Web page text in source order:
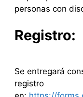
personas con
Registro:
Se entregará
registro